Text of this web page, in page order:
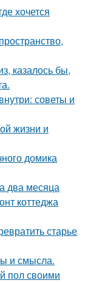
хочется
казалось бы,
советы и
жизни и
домика
два месяца
коттеджа
старье
и смысла.
пол своими